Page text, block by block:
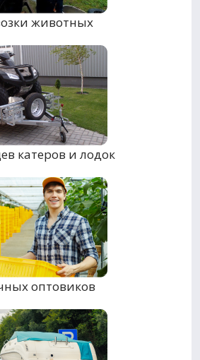
животных
катеров и лодок
оптовиков